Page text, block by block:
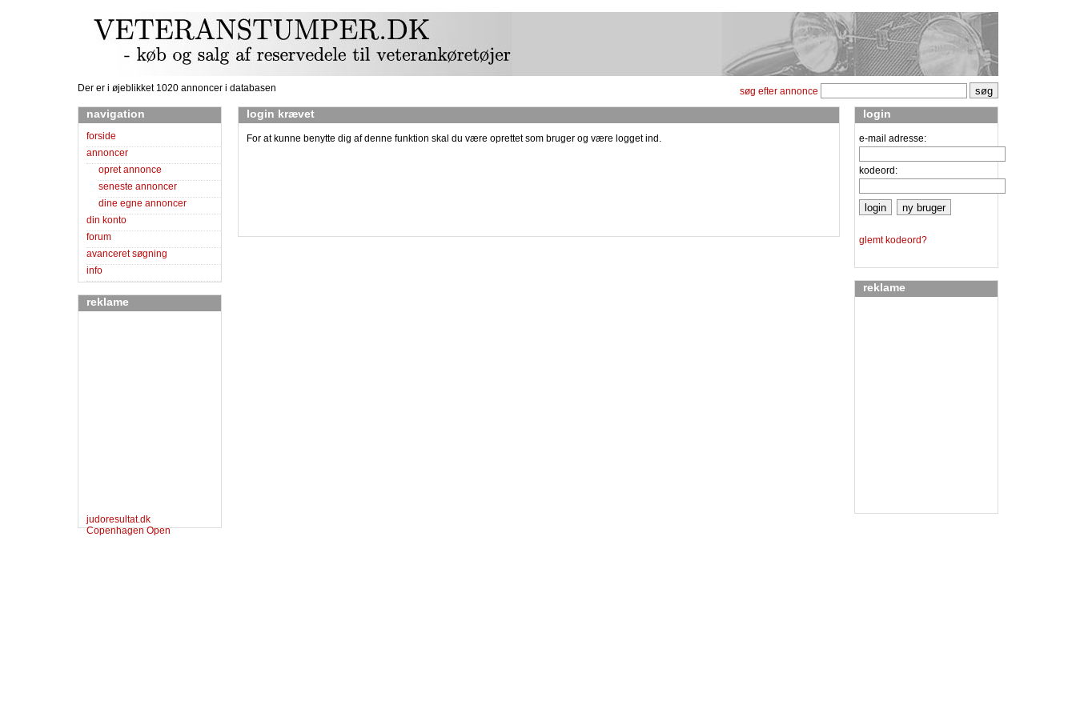
Der er i øjeblikket 1020 annoncer i databasen søg efter annonce
navigation
forside
annoncer
opret annonce
seneste annoncer
dine egne annoncer
din konto
forum
avanceret søgning
info
reklame
judoresultat.dk
Copenhagen Open
login
e-mail adresse:
kodeord:
glemt kodeord?
reklame
login krævet
For at kunne benytte dig af denne funktion skal du være oprettet som bruger og være logget ind.